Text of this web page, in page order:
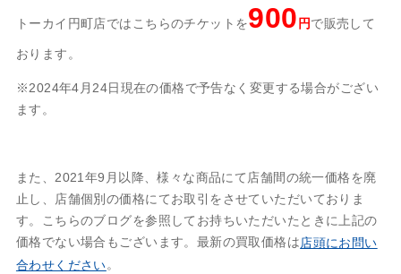
トーカイ円町店ではこちらのチケットを900 円で販売して
おります。
※2024年4月24日現在の価格で予告なく変更する場合がござい
ます。
また、2021年9月以降、様々な商品にて店舗間の統一価格を廃
止し、店舗個別の価格にてお取引をさせていただいておりま
す。こちらのブログを参照してお持ちいただいたときに上記の
価格でない場合もございます。最新の買取価格は店頭にお問い
合わせください。